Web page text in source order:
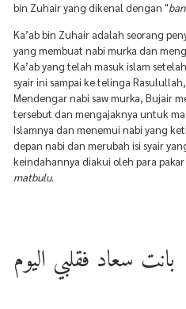
bin Zuhair yang dikenal dengan "
Ka’ab bin Zuhair adalah seorang
yang membuat nabi murka dan
Ka’ab yang telah masuk islam
syair ini sampai ke telinga
Mendengar nabi saw murka, Bujair
tersebut dan mengajaknya untuk
Islamnya dan menemui nabi yang
depan nabi dan merubah isi syair
keindahannya diakui oleh para
matbulu.
بانت سعاد فقلبي اليوم